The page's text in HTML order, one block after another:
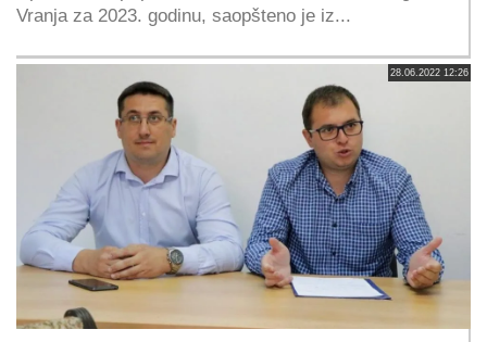
Vranja za 2023. godinu, saopšteno je iz...
28.06.2022 12:26